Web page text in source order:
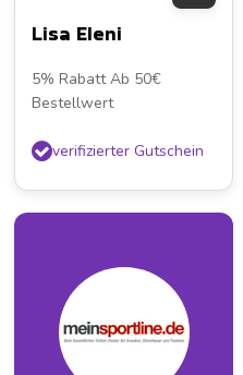
Lisa Eleni
5% Rabatt Ab 50€
Bestellwert
verifizierter Gutschein